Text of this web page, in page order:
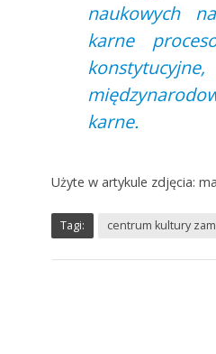
naukowych
karne
konstytucyjne,
karne.
Użyte w artykule zdjęcia:
Tagi: centrum kultury